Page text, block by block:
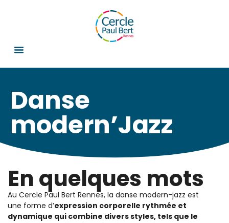
Danse
modern’Jazz
En quelques mots
Au Cercle Paul Bert Rennes, la danse modern-jazz est
une forme d’expression corporelle rythmée et
dynamique qui combine divers styles, tels que le